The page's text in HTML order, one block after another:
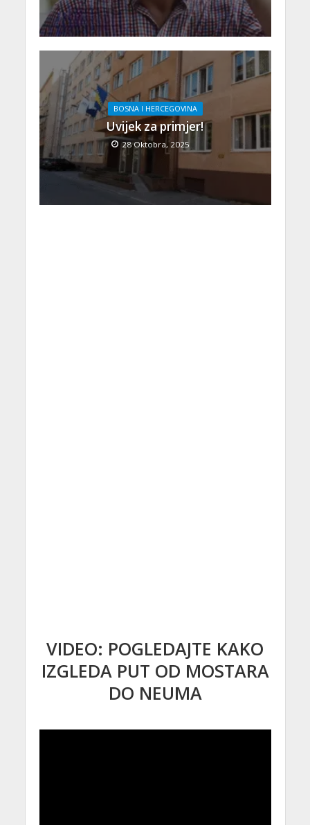
BOSNA I HERCEGOVINA
Uvijek za primjer!
28 Oktobra, 2025
VIDEO: POGLEDAJTE KAKO
IZGLEDA PUT OD MOSTARA
DO NEUMA